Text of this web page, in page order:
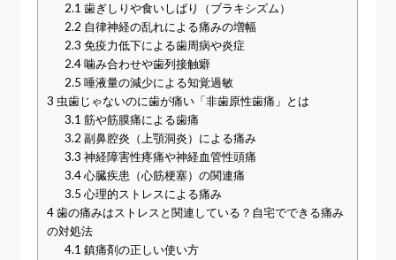
2.1 歯ぎしりや食いしばり（ブラキシズム）
2.2 自律神経の乱れによる痛みの増幅
2.3 免疫力低下による歯周病や炎症
2.4噛み合わせや歯列接触癖
2.5 唾液量の減少による知覚過敏
3 虫歯じゃないのに歯が痛い「非歯原性歯痛」とは
3.1 筋や筋膜痛による歯痛
3.2 副鼻腔炎（上顎洞炎）による痛み
3.3 神経障害性疼痛や神経血管性頭痛
3.4心臓疾患（心筋梗塞）の関連痛
3.5 心理的ストレスによる痛み
4歯の痛みはストレスと関連している？自宅でできる痛み
の対処法
4.1 鎮痛剤の正しい使い方